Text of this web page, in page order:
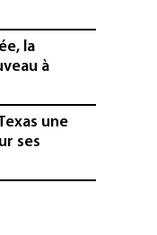
la
à
une
ses
de